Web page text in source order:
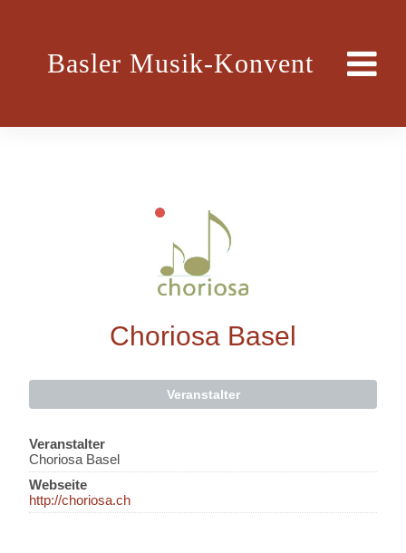
Basler Musik-Konvent
Choriosa Basel
Veranstalter
Veranstalter
Choriosa Basel
Webseite
http://choriosa.ch